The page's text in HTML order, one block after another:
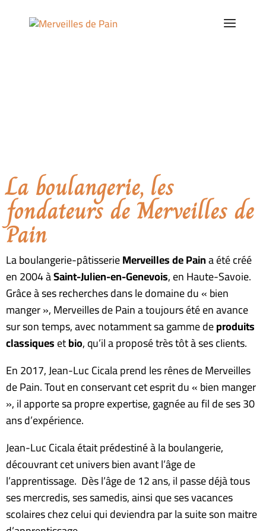
La boulangerie, les
fondateurs de Merveilles de
Pain
La boulangerie-pâtisserieMerveilles de Paina été créé
en 2004 àSaint-Julien-en-Genevois, en Haute-Savoie.
Grâce à ses recherches dans le domaine du « bien
manger », Merveilles de Pain a toujours été en avance
sur son temps, avec notamment sa gamme deproduits
classiquesetbio, qu’il a proposé très tôt à ses clients.
En 2017, Jean-Luc Cicala prend les rênes de Merveilles
de Pain. Tout en conservant cet esprit du « bien manger
», il apporte sa propre expertise, gagnée au fil de ses 30
ans d’expérience.
Jean-Luc Cicala était prédestiné à la boulangerie,
découvrant cet univers bien avant l’âge de
l’apprentissage. Dès l’âge de 12 ans, il passe déjà tous
ses mercredis, ses samedis, ainsi que ses vacances
scolaires chez celui qui deviendra par la suite son maitre